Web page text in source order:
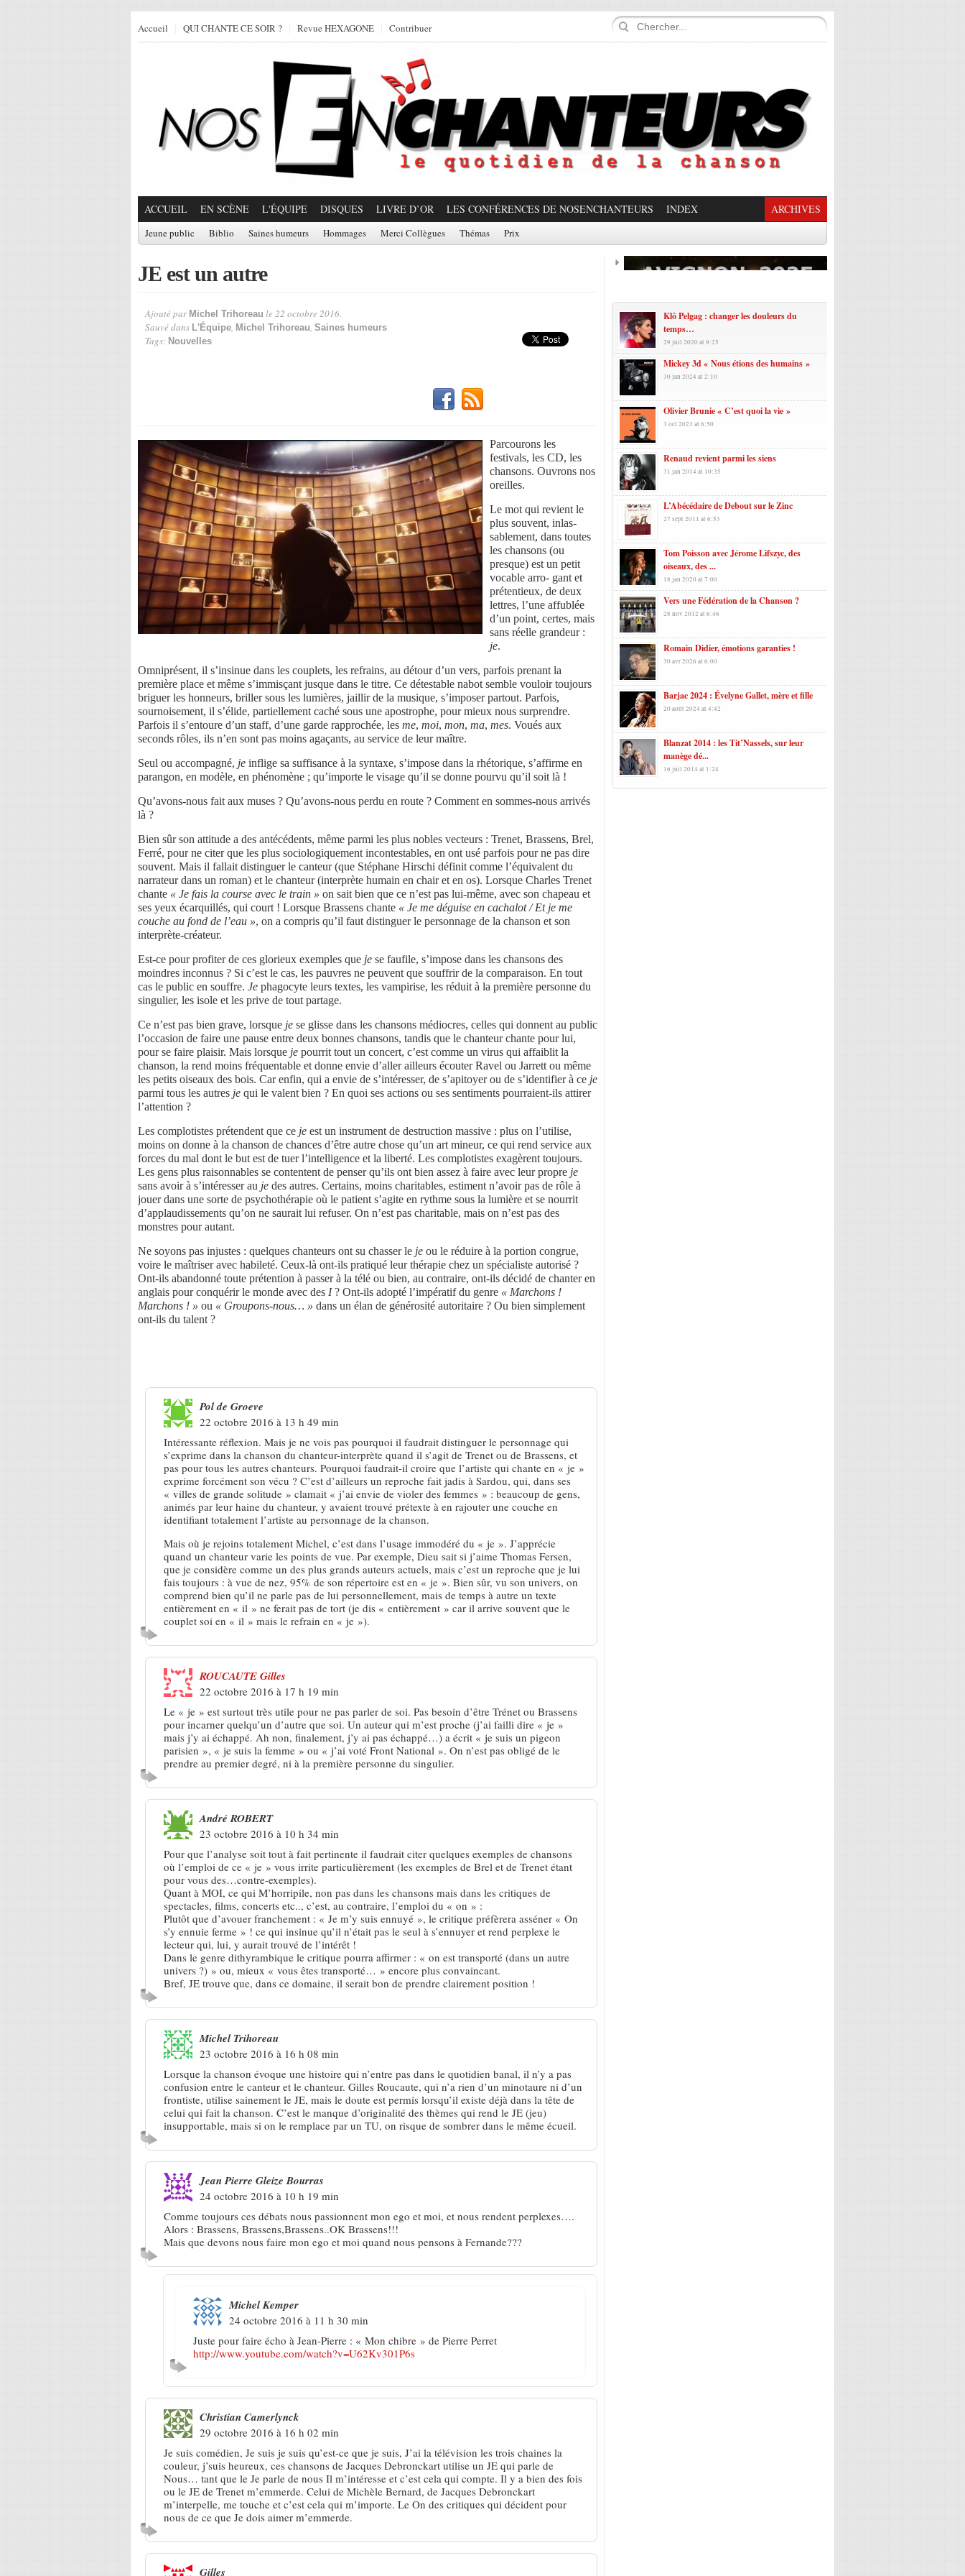
Accueil QUI CHANTE CE SOIR ? Revue HEXAGONE Contribuer
ACCUEIL EN SCÈNE L'ÉQUIPE DISQUES LIVRE D’OR LES CONFÉRENCES DE NOSENCHANTEURS INDEX ARCHIVES
Jeune public Biblio Saines humeurs Hommages Merci Collègues Thémas Prix
JE est un autre
Ajouté par Michel Trihoreau le 22 octobre 2016.
Sauvé dans L'Équipe, Michel Trihoreau, Saines humeurs
Tags: Nouvelles
Parcourons les
festivals, les CD, les
chansons. Ouvrons nos
oreilles.
Le mot qui revient le
plus souvent, inlas-
sablement, dans toutes
les chansons (ou
presque) est un petit
vocable arro- gant et
prétentieux, de deux
lettres, l’une affublée
d’un point, certes, mais
sans réelle grandeur :
je.
Omniprésent, il s’insinue dans les couplets, les refrains, au détour d’un vers, parfois prenant la
première place et même s’immisçant jusque dans le titre. Ce détestable nabot semble vouloir toujours
briguer les honneurs, briller sous les lumières, jaillir de la musique, s’imposer partout. Parfois,
sournoisement, il s’élide, partiellement caché sous une apostrophe, pour mieux nous surprendre.
Parfois il s’entoure d’un staff, d’une garde rapprochée, les me, moi, mon, ma, mes. Voués aux
seconds rôles, ils n’en sont pas moins agaçants, au service de leur maître.
Seul ou accompagné, je inflige sa suffisance à la syntaxe, s’impose dans la rhétorique, s’affirme en
parangon, en modèle, en phénomène ; qu’importe le visage qu’il se donne pourvu qu’il soit là !
Qu’avons-nous fait aux muses ? Qu’avons-nous perdu en route ? Comment en sommes-nous arrivés
là ?
Bien sûr son attitude a des antécédents, même parmi les plus nobles vecteurs : Trenet, Brassens, Brel,
Ferré, pour ne citer que les plus sociologiquement incontestables, en ont usé parfois pour ne pas dire
souvent. Mais il fallait distinguer le canteur (que Stéphane Hirschi définit comme l’équivalent du
narrateur dans un roman) et le chanteur (interprète humain en chair et en os). Lorsque Charles Trenet
chante « Je fais la course avec le train » on sait bien que ce n’est pas lui-même, avec son chapeau et
ses yeux écarquillés, qui court ! Lorsque Brassens chante « Je me déguise en cachalot / Et je me
couche au fond de l’eau », on a compris qu’il faut distinguer le personnage de la chanson et son
interprète-créateur.
Est-ce pour profiter de ces glorieux exemples que je se faufile, s’impose dans les chansons des
moindres inconnus ? Si c’est le cas, les pauvres ne peuvent que souffrir de la comparaison. En tout
cas le public en souffre. Je phagocyte leurs textes, les vampirise, les réduit à la première personne du
singulier, les isole et les prive de tout partage.
Ce n’est pas bien grave, lorsque je se glisse dans les chansons médiocres, celles qui donnent au public
l’occasion de faire une pause entre deux bonnes chansons, tandis que le chanteur chante pour lui,
pour se faire plaisir. Mais lorsque je pourrit tout un concert, c’est comme un virus qui affaiblit la
chanson, la rend moins fréquentable et donne envie d’aller ailleurs écouter Ravel ou Jarrett ou même
les petits oiseaux des bois. Car enfin, qui a envie de s’intéresser, de s’apitoyer ou de s’identifier à ce je
parmi tous les autres je qui le valent bien ? En quoi ses actions ou ses sentiments pourraient-ils attirer
l’attention ?
Les complotistes prétendent que ce je est un instrument de destruction massive : plus on l’utilise,
moins on donne à la chanson de chances d’être autre chose qu’un art mineur, ce qui rend service aux
forces du mal dont le but est de tuer l’intelligence et la liberté. Les complotistes exagèrent toujours.
Les gens plus raisonnables se contentent de penser qu’ils ont bien assez à faire avec leur propre je
sans avoir à s’intéresser au je des autres. Certains, moins charitables, estiment n’avoir pas de rôle à
jouer dans une sorte de psychothérapie où le patient s’agite en rythme sous la lumière et se nourrit
d’applaudissements qu’on ne saurait lui refuser. On n’est pas charitable, mais on n’est pas des
monstres pour autant.
Ne soyons pas injustes : quelques chanteurs ont su chasser le je ou le réduire à la portion congrue,
voire le maîtriser avec habileté. Ceux-là ont-ils pratiqué leur thérapie chez un spécialiste autorisé ?
Ont-ils abandonné toute prétention à passer à la télé ou bien, au contraire, ont-ils décidé de chanter en
anglais pour conquérir le monde avec des I? Ont-ils adopté l’impératif du genre « Marchons !
Marchons ! » ou « Groupons-nous… » dans un élan de générosité autoritaire ? Ou bien simplement
ont-ils du talent ?
Pol de Groeve
22 octobre 2016 à 13 h 49 min
Intéressante réflexion. Mais je ne vois pas pourquoi il faudrait distinguer le personnage qui
s’exprime dans la chanson du chanteur-interprète quand il s’agit de Trenet ou de Brassens, et
pas pour tous les autres chanteurs. Pourquoi faudrait-il croire que l’artiste qui chante en « je »
exprime forcément son vécu ? C’est d’ailleurs un reproche fait jadis à Sardou, qui, dans ses
« villes de grande solitude » clamait « j’ai envie de violer des femmes » : beaucoup de gens,
animés par leur haine du chanteur, y avaient trouvé prétexte à en rajouter une couche en
identifiant totalement l’artiste au personnage de la chanson.
Mais où je rejoins totalement Michel, c’est dans l’usage immodéré du « je ». J’apprécie
quand un chanteur varie les points de vue. Par exemple, Dieu sait si j’aime Thomas Fersen,
que je considère comme un des plus grands auteurs actuels, mais c’est un reproche que je lui
fais toujours : à vue de nez, 95% de son répertoire est en « je ». Bien sûr, vu son univers, on
comprend bien qu’il ne parle pas de lui personnellement, mais de temps à autre un texte
entièrement en « il » ne ferait pas de tort (je dis « entièrement » car il arrive souvent que le
couplet soi en « il » mais le refrain en « je »).
ROUCAUTE Gilles
22 octobre 2016 à 17 h 19 min
Le « je » est surtout très utile pour ne pas parler de soi. Pas besoin d’être Trénet ou Brassens
pour incarner quelqu’un d’autre que soi. Un auteur qui m’est proche (j’ai failli dire « je »
mais j’y ai échappé. Ah non, finalement, j’y ai pas échappé…) a écrit « je suis un pigeon
parisien », « je suis la femme » ou « j’ai voté Front National ». On n’est pas obligé de le
prendre au premier degré, ni à la première personne du singulier.
André ROBERT
23 octobre 2016 à 10 h 34 min
Pour que l’analyse soit tout à fait pertinente il faudrait citer quelques exemples de chansons
où l’emploi de ce « je » vous irrite particulièrement (les exemples de Brel et de Trenet étant
pour vous des…contre-exemples).
Quant à MOI, ce qui M’horripile, non pas dans les chansons mais dans les critiques de
spectacles, films, concerts etc.., c’est, au contraire, l’emploi du « on » :
Plutôt que d’avouer franchement : « Je m’y suis ennuyé », le critique préfèrera asséner « On
s’y ennuie ferme » ! ce qui insinue qu’il n’était pas le seul à s’ennuyer et rend perplexe le
lecteur qui, lui, y aurait trouvé de l’intérêt !
Dans le genre dithyrambique le critique pourra affirmer : « on est transporté (dans un autre
univers ?) » ou, mieux « vous êtes transporté… » encore plus convaincant.
Bref, JE trouve que, dans ce domaine, il serait bon de prendre clairement position !
Michel Trihoreau
23 octobre 2016 à 16 h 08 min
Lorsque la chanson évoque une histoire qui n’entre pas dans le quotidien banal, il n’y a pas
confusion entre le canteur et le chanteur. Gilles Roucaute, qui n’a rien d’un minotaure ni d’un
frontiste, utilise sainement le JE, mais le doute est permis lorsqu’il existe déjà dans la tête de
celui qui fait la chanson. C’est le manque d’originalité des thèmes qui rend le JE (jeu)
insupportable, mais si on le remplace par un TU, on risque de sombrer dans le même écueil.
Jean Pierre Gleize Bourras
24 octobre 2016 à 10 h 19 min
Comme toujours ces débats nous passionnent mon ego et moi, et nous rendent perplexes….
Alors : Brassens, Brassens,Brassens..OK Brassens!!!
Mais que devons nous faire mon ego et moi quand nous pensons à Fernande???
Michel Kemper
24 octobre 2016 à 11 h 30 min
Juste pour faire écho à Jean-Pierre : « Mon chibre » de Pierre Perret
http://www.youtube.com/watch?v=U62Kv301P6s
Christian Camerlynck
29 octobre 2016 à 16 h 02 min
Je suis comédien, Je suis je suis qu’est-ce que je suis, J’ai la télévision les trois chaines la
couleur, j’suis heureux, ces chansons de Jacques Debronckart utilise un JE qui parle de
Nous… tant que le Je parle de nous Il m’intéresse et c’est cela qui compte. Il y a bien des fois
ou le JE de Trenet m’emmerde. Celui de Michèle Bernard, de Jacques Debronckart
m’interpelle, me touche et c’est cela qui m’importe. Le On des critiques qui décident pour
nous de ce que Je dois aimer m’emmerde.
Gilles
Klô Pelgag : changer les douleurs du
temps…
29 juil 2020 at 9:25
Mickey 3d « Nous étions des humains »
30 jan 2024 at 2:10
Olivier Brunie « C’est quoi la vie »
3 oct 2023 at 6:50
Renaud revient parmi les siens
31 jan 2014 at 10:35
L’Abécédaire de Debout sur le Zinc
27 sept 2011 at 6:53
Tom Poisson avec Jérome Lifszyc, des
oiseaux, des ...
18 jan 2020 at 7:00
Vers une Fédération de la Chanson ?
28 nov 2012 at 6:46
Romain Didier, émotions garanties !
30 avr 2026 at 6:00
Barjac 2024 : Évelyne Gallet, mère et fille
20 août 2024 at 4:42
Blanzat 2014 : les Tit’Nassels, sur leur
manège dé...
16 juil 2014 at 1:24